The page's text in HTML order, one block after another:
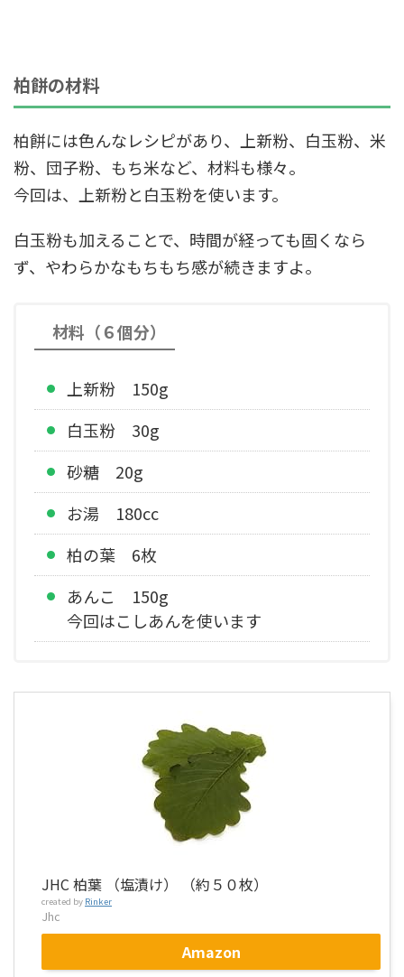
柏餅の材料
柏餅には色んなレシピがあり、上新粉、白玉粉、米
粉、団子粉、もち米など、材料も様々。
今回は、上新粉と白玉粉を使います。
白玉粉も加えることで、時間が経っても固くなら
ず、やわらかなもちもち感が続きますよ。
材料（６個分）
上新粉 150g
白玉粉 30g
砂糖 20g
お湯 180cc
柏の葉 6枚
あんこ 150g
今回はこしあんを使います
JHC 柏葉 （塩漬け） （約５０枚）
created by Rinker
Jhc
Amazon